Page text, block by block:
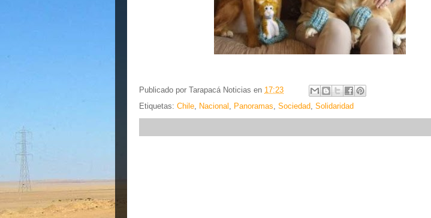
Publicado por Tarapacá Noticias en 17:23
Etiquetas: Chile, Nacional , Panoramas, Sociedad, Solidaridad